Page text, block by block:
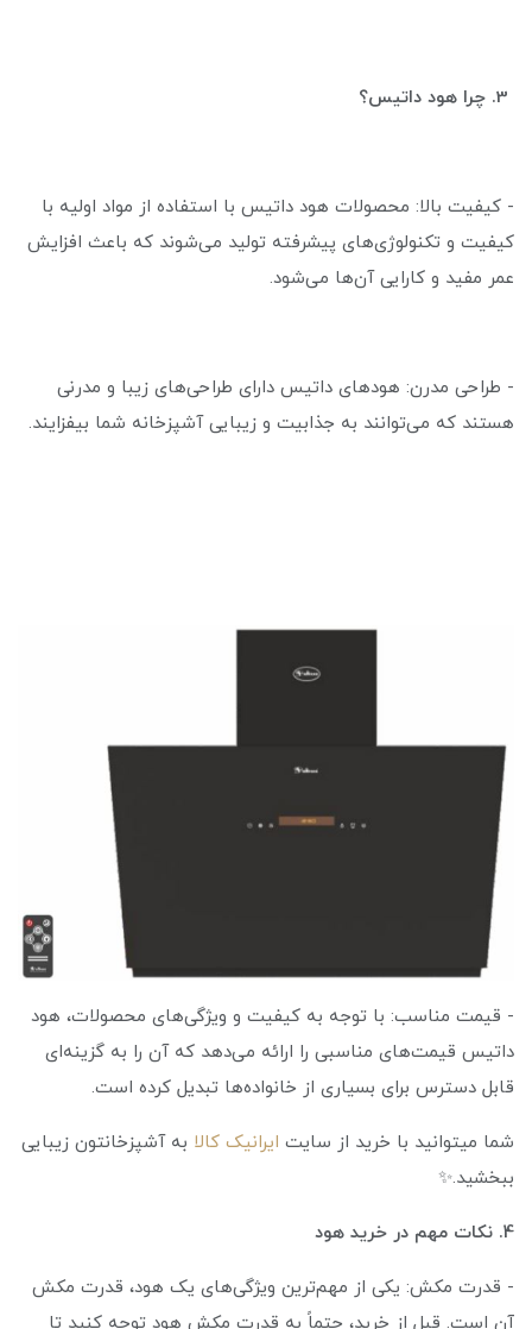
- کیفیت بالا: محصولات هود داتیس با استفاده از مواد اولیه با
کیفیت و تکنولوژی‌های پیشرفته تولید می‌شوند که باعث افزایش
عمر مفید و کارایی آن‌ها می‌شود.
- طراحی مدرن: هودهای داتیس دارای طراحی‌های زیبا و مدرنی
هستند که می‌توانند به جذابیت و زیبایی آشپزخانه شما بیفزایند.
- قیمت مناسب: با توجه به کیفیت و ویژگی‌های محصولات، هود
داتیس قیمت‌های مناسبی را ارائه می‌دهد که آن را به گزینه‌ای
قابل دسترس برای بسیاری از خانواده‌ها تبدیل کرده است.
شما میتوانید با خرید از سایت ایرانیک کالا به آشپزخانتون زیبایی
ببخشید.✨
4. نکات مهم در خرید هود
- قدرت مکش: یکی از مهم‌ترین ویژگی‌های یک هود، قدرت مکش
آن است. قبل از خرید، حتماً به قدرت مکش هود توجه کنید تا